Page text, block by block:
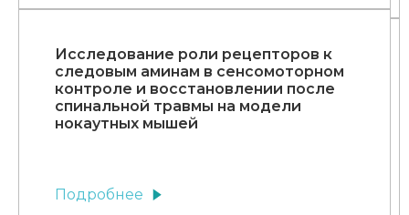
Исследование роли рецепторов к
следовым аминам в сенсомоторном
контроле и восстановлении после
спинальной травмы на модели
нокаутных мышей
Подробнее